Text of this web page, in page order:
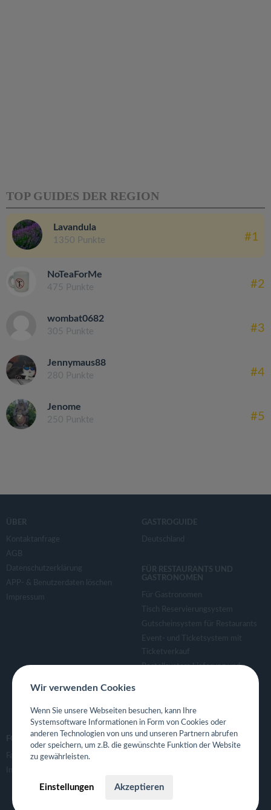
TOP GUIDES DER REGION
Lavandula
1350 Punkte #1
NoTeaForMe
475 Punkte #2
wombat0682
305 Punkte #3
Jennymaus88
280 Punkte #4
Jenome
250 Punkte #5
ÜBER
Kontaktanfrage
AGB
Datenschutzerklärung
APP- & Benutzerdaten löschen
Impressum
GASTROGUIDE
Deutschland
FÜR RESTAURANTS UND
GASTRONOMEN
Für Gastronomen
Tisch Reservierungsystem
Gutscheinsystem für Restaurants
Event- und Ticketsystem mit
Ticketverkauf
Bestellsystem Lieferung und
Eigene App für Restaurant
FOLGE UNS
Facebook
Instagram
Wir verwenden Cookies
Wenn Sie unsere Webseiten besuchen, kann Ihre
Systemsoftware Informationen in Form von Cookies oder
anderen Technologien von uns und unseren Partnern abrufen
oder speichern, um z.B. die gewünschte Funktion der Website
zu gewährleisten.
Einstellungen Akzeptieren